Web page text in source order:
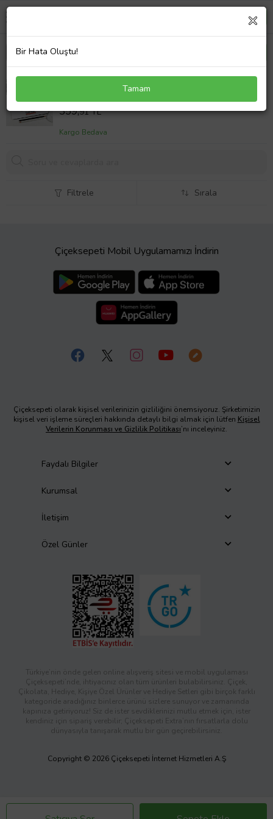
Sınıf Öğretmenine Hediye Mousepad
Sepet Fiyatı
359,91 TL
Kargo Bedava
Filtrele Sırala
Çiçeksepeti Mobil Uygulamamızı İndirin
Çiçeksepeti olarak kişisel verilerinizin gizliliğini önemsiyoruz. Şirketimizin
kişisel veri işleme süreçleri hakkında detaylı bilgi almak için lütfen Kişisel
Verilerin Korunması ve Gizlilik Politikası’nı inceleyiniz.
Faydalı Bilgiler
Kurumsal
İletişim
Özel Günler
Türkiye’nin önde gelen online alışveriş sitesi ve mobil uygulaması
Çiçeksepeti’nde, ihtiyacınız olan tüm ürünleri bulabilirsiniz. Çiçek,
Çikolata, Hediye, Kişiye Özel Ürünler ve Hediye Setleri gibi birçok farklı
kategoride aradığınız binlerce ürünü sizlere sunuyor ve zamanında
kapınıza getiriyoruz! Siz de ister sevdiklerinizi mutlu etmek için, ister
kendiniz için sipariş verebilir; Çiçeksepeti Extra’nın fırsatlarla dolu
dünyasıyla tanışarak mutlu bir gün geçirebilirsiniz.
Copyright © 2026 Çiçeksepeti İnternet Hizmetleri A.Ş
Bir Hata Oluştu!
Tamam